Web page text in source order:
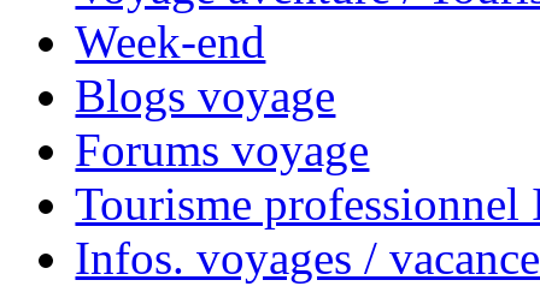
Week-end
Blogs voyage
Forums voyage
Tourisme
Infos. voyages /